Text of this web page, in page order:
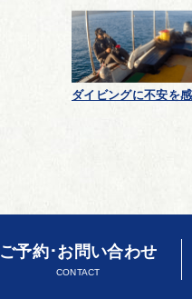
ダイビングに不安を
ご予約･お問い合わせ
CONTACT